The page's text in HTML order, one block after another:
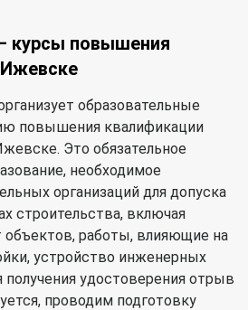
курсы повышения
образовательные
повышения квалификации
Это обязательное
необходимое
организаций для допуска
строительства, включая
объектов, работы, влияющие на
устройство инженерных
удостоверения отрыв
проводим подготовку